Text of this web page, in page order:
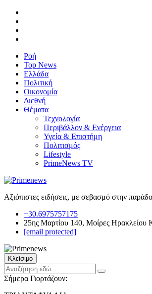
Ροή
Top News
Ελλάδα
Πολιτική
Οικονομία
Διεθνή
Θέματα
Τεχνολογία
Περιβάλλον & Ενέργεια
Υγεία & Επιστήμη
Πολιτισμός
Lifestyle
PrimeNews TV
Αξιόπιστες ειδήσεις, με σεβασμό στην
+30.6975757175
25ης Μαρτίου 140, Μοίρες Ηρακλείου
[email protected]
Κλείσιμο
Σήμερα Γιορτάζουν: